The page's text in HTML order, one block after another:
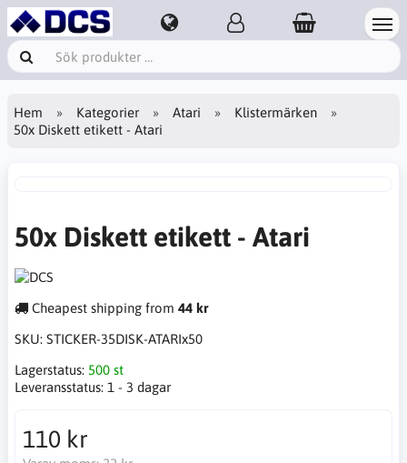
Hem Kategorier Atari
Klistermärken
50x Diskett etikett - Atari
50x Diskett etikett - Atari
Cheapest shipping from 44 kr
SKU: STICKER-35DISK-ATARIx50
Lagerstatus: 500 st
Leveransstatus: 1 - 3 dagar
110 kr